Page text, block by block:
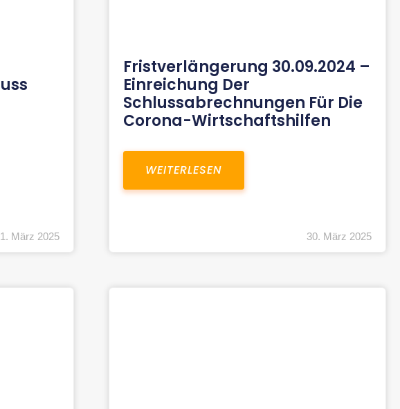
März 2025
Fristverlängerung 30.09.2024 –
Einreichung Der
Schlussabrechnungen Für Die
Corona-Wirtschaftshilfen
WEITERLESEN
30. März 2025